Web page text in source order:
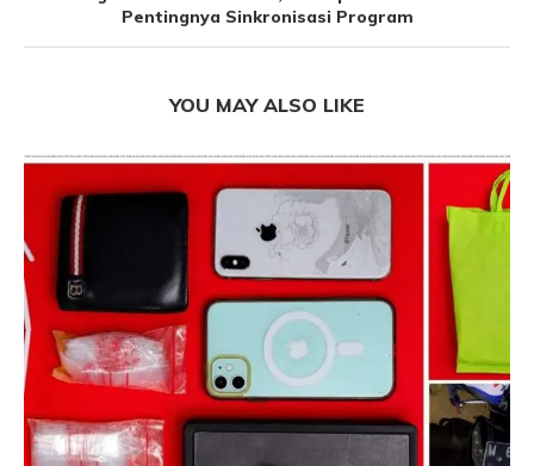
Pentingnya Sinkronisasi Program
YOU MAY ALSO LIKE